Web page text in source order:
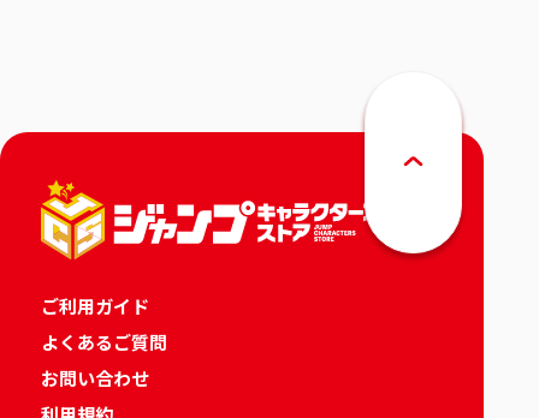
ご利用ガイド
よくあるご質問
お問い合わせ